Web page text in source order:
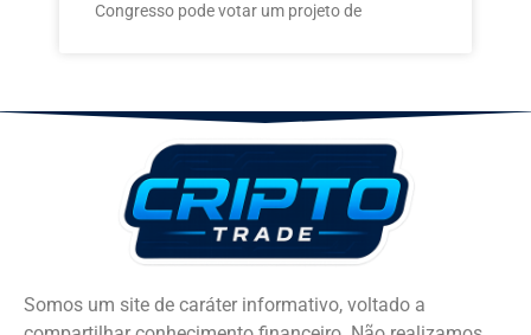
Congresso pode votar um projeto de
Somos um site de caráter informativo, voltado a